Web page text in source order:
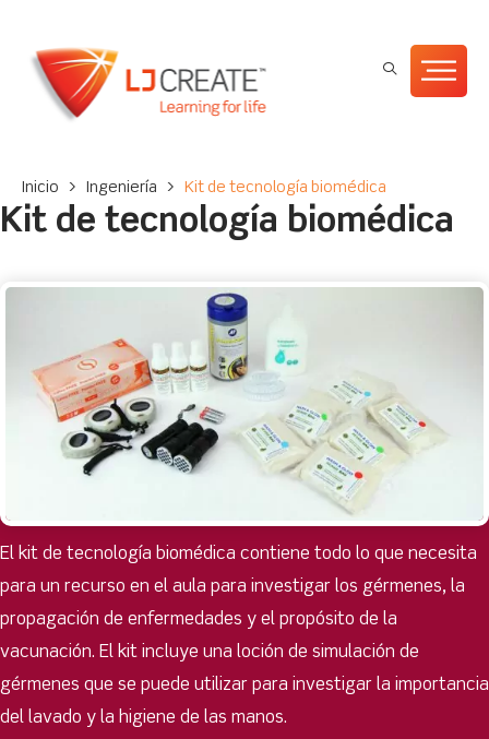
Inicio > Ingeniería > Kit de tecnología biomédica
Kit de tecnología biomédica
El kit de tecnología biomédica contiene todo lo que necesita
para un recurso en el aula para investigar los gérmenes, la
propagación de enfermedades y el propósito de la
vacunación. El kit incluye una loción de simulación de
gérmenes que se puede utilizar para investigar la importancia
del lavado y la higiene de las manos.